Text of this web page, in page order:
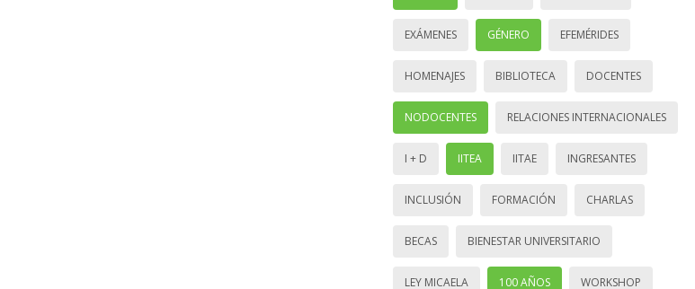
EXÁMENES GÉNERO EFEMÉRIDES
HOMENAJES BIBLIOTECA DOCENTES
NODOCENTES RELACIONES INTERNACIONALES
I + D IITEA IITAE INGRESANTES
INCLUSIÓN FORMACIÓN CHARLAS
BECAS BIENESTAR UNIVERSITARIO
LEY MICAELA 100 AÑOS WORKSHOP